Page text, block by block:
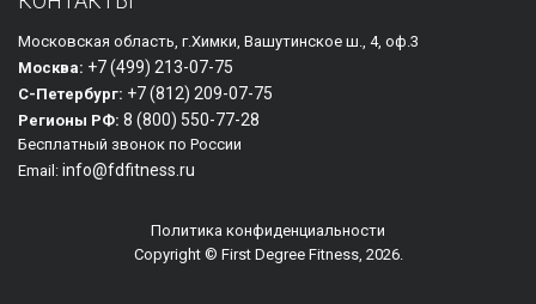
Московская область, г.Химки, Вашутинское ш., 4, оф.3
Москва: +7 (499) 213-07-75
С-Петербург: +7 (812) 209-07-75
Регионы РФ: 8 (800) 550-77-28
Бесплатный звонок по России
Email: info@fdfitness.ru
Политика конфиденциальности
Copyright © First Degree Fitness, 2026.